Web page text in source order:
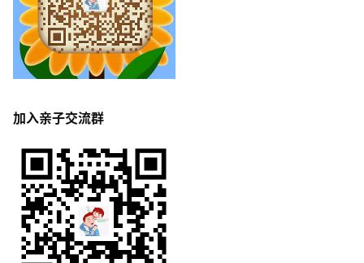
加入亲子交流群